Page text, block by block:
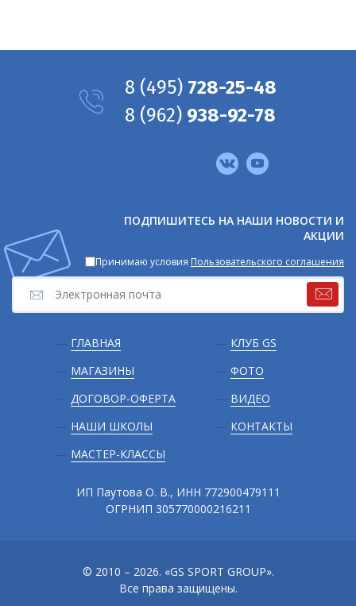
Подвал
ГЛАВНАЯ
МАГАЗИНЫ
ДОГОВОР-ОФЕРТА
НАШИ ШКОЛЫ
МАСТЕР-КЛАССЫ
КЛУБ GS
ФОТО
ВИДЕО
КОНТАКТЫ
ПОДПИШИТЕСЬ НА НАШИ НОВОСТИ И
АКЦИИ
Принимаю условия Пользовательского соглашения
8 (495) 728-25-48
8 (962) 938-92-78
ИП Паутова О. В., ИНН 772900479111
ОГРНИП 305770000216211
© 2010 – 2026. «GS SPORT GROUP».
Все права защищены.